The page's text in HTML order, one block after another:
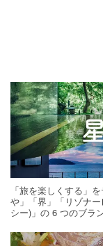
「旅を楽しくする」
や」「界」「リゾナ
シー)」の 6 つのブラ